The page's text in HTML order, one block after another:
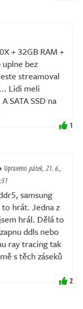
+ 32GB RAM +
uplne bez
streamoval
Lidi meli
SATA SSD na
1
Upravenopátek, 21. 6.,
samsung
hrát. Jedna z
hrál. Dělá to
ddls nebo
ray tracing tak
s těch záseků
2